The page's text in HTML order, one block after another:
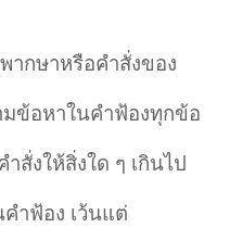
ากษาหรือคำสั่งของ
ข้อหาในคำฟ้องทุกข้อ
สั่งให้สิ่งใด ๆ เกินไป
ำฟ้อง เว้นแต่